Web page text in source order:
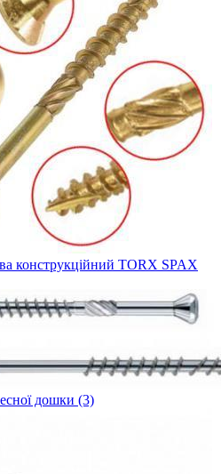
конструкційний TORX SPAX
дошки (3)